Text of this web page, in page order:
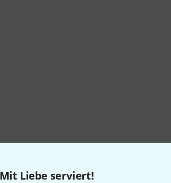
Mit Liebe serviert!